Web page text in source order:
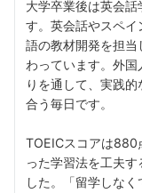
大学卒業後は英会
す。英会話やスペ
語の教材開発を担
わっています。外国
りを通して、実践
合う毎日です。
TOEICスコアは880
った学習法を工夫
した。「留学しな